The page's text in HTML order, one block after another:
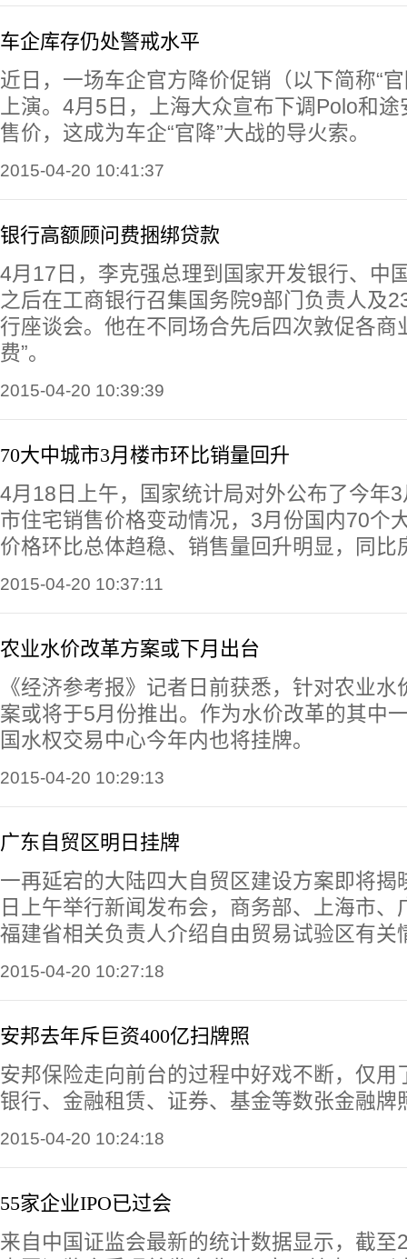
车企库存仍处警戒水平
近日，一场车企官方降价促销（以下简称“
上演。4月5日，上海大众宣布下调Polo和
售价，这成为车企“官降”大战的导火索。
2015-04-20 10:41:37
银行高额顾问费捆绑贷款
4月17日，李克强总理到国家开发银行、中
之后在工商银行召集国务院9部门负责人及
行座谈会。他在不同场合先后四次敦促各商
费”。
2015-04-20 10:39:39
70大中城市3月楼市环比销量回升
4月18日上午，国家统计局对外公布了今年
市住宅销售价格变动情况，3月份国内70个
价格环比总体趋稳、销售量回升明显，同比
2015-04-20 10:37:11
农业水价改革方案或下月出台
《经济参考报》记者日前获悉，针对农业
案或将于5月份推出。作为水价改革的其中
国水权交易中心今年内也将挂牌。
2015-04-20 10:29:13
广东自贸区明日挂牌
一再延宕的大陆四大自贸区建设方案即将揭
日上午举行新闻发布会，商务部、上海市、
福建省相关负责人介绍自由贸易试验区有关
2015-04-20 10:27:18
安邦去年斥巨资400亿扫牌照
安邦保险走向前台的过程中好戏不断，仅用
银行、金融租赁、证券、基金等数张金融牌
2015-04-20 10:24:18
55家企业IPO已过会
来自中国证监会最新的统计数据显示，截至